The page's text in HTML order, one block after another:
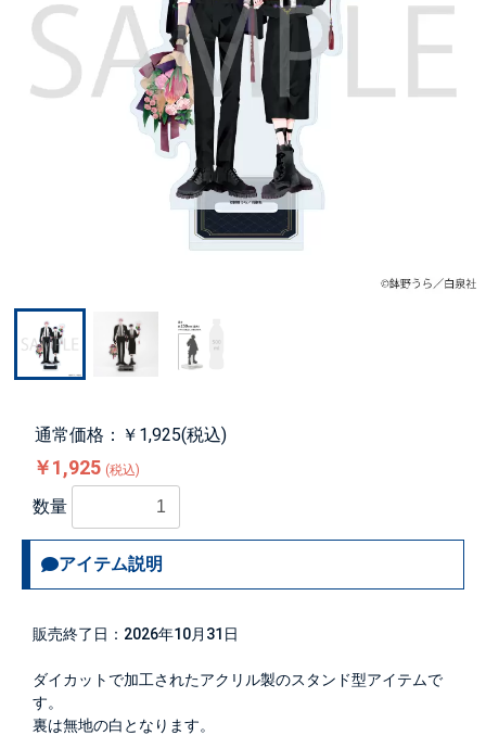
通常価格：￥1,925(税込)
￥1,925 (税込)
数量
アイテム説明
販売終了日：2026年10月31日
ダイカットで加工されたアクリル製のスタンド型アイテムで
す。
裏は無地の白となります。